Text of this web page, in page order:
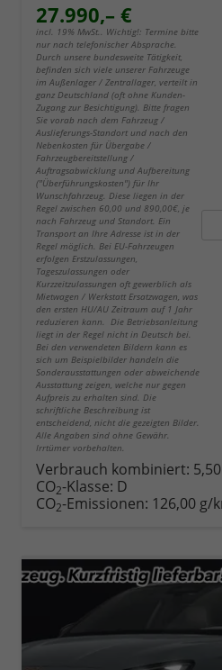
27.990,– €
incl. 19% MwSt.. Wichtig!: Termine bitte
nur nach telefonischer Absprache.
Durch unsere bundesweite Tätigkeit,
befinden sich viele unserer Fahrzeuge
im Außenlager / Zentrallager, verteilt in
ganz Deutschland (oft ohne Kunden-
Zugang zur Besichtigung). Bitte fragen
Sie vorab nach dem Fahrzeug /
Auslieferungs-Standort und nach den
Nebenkosten für Übergabe /
Fahrzeugbereitstellung /
Auftragsabwicklung und Aufbereitung
("Überführungskosten") für Ihr
Wunschfahrzeug. Diese liegen in der
Regel zwischen 60,00 und 890,00€, je
nach Fahrzeug und Standort. Ein
Transport an Ihre Adresse ist in der
Regel möglich. Bei EU-Fahrzeugen
erfolgen Erstzulassungen,
Tageszulassungen oder
Kurzzeitzulassungen oft gewerblich als
Mietwagen / Werkstatt Ersatzwagen, was
den ersten HU/AU Zeitraum auf 1 Jahr
reduzieren kann. Die Betriebsanleitung
liegt in der Regel nicht in Deutsch bei.
Bei den verwendeten Bildern kann es
sich um Beispielbilder handeln die
Sonderausstattungen oder abweichende
Ausstattung zeigen, welche nur gegen
Aufpreis zu erhalten sind. Die
schriftliche Beschreibung ist
entscheidend, nicht die gezeigten Bilder.
Alle Angaben sind ohne Gewähr.
Irrtümer vorbehalten.
Verbrauch kombiniert:
CO2-Klasse: D
CO2-Emissionen: 126,00 g/